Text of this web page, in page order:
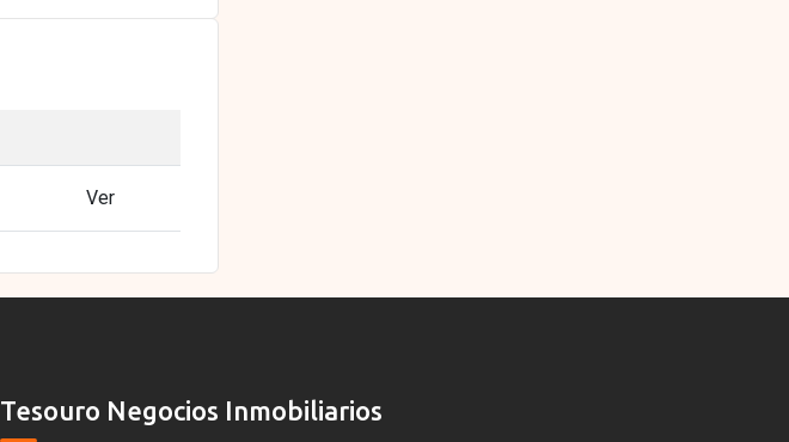
Ver
Tesouro Negocios Inmobiliarios